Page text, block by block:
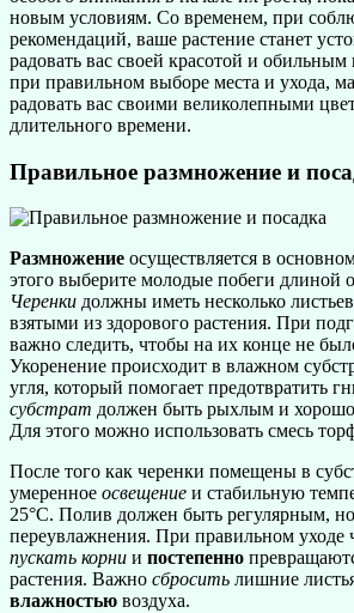
новым условиям. Со временем, при
рекомендаций, ваше растение станет
радовать вас своей красотой и
при правильном выборе места и ухода,
радовать вас своими великолепными
длительного времени.
Правильное размножение и
Размножение осуществляется в
этого выберите молодые побеги длиной
Черенки должны иметь несколько
взятыми из здорового растения. При
важно следить, чтобы на их конце не
Укоренение происходит в влажном
угля, который помогает предотвратить
субстрат должен быть рыхлым и
Для этого можно использовать смесь
После того как черенки помещены в
умеренное освещение и стабильную
25°C. Полив должен быть регулярным,
переувлажнения. При правильном уходе
пускать корни и постепенно
растения. Важно сбросить лишние
влажностью воздуха.